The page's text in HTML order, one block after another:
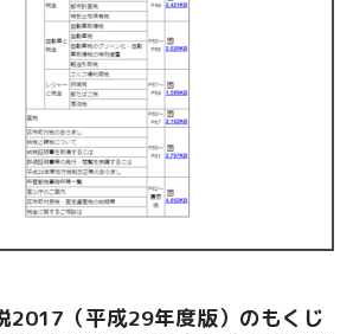
2017（平成29年度版）のもくじ